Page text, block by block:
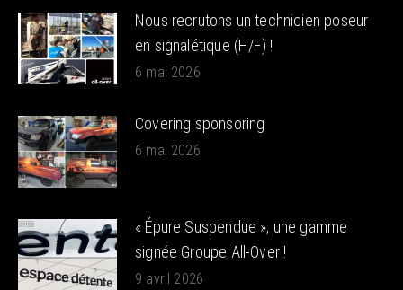
Nous recrutons un technicien poseur
en signalétique (H/F) !
6 mai 2026
Covering sponsoring
6 mai 2026
« Épure Suspendue », une gamme
signée Groupe All-Over !
9 avril 2026